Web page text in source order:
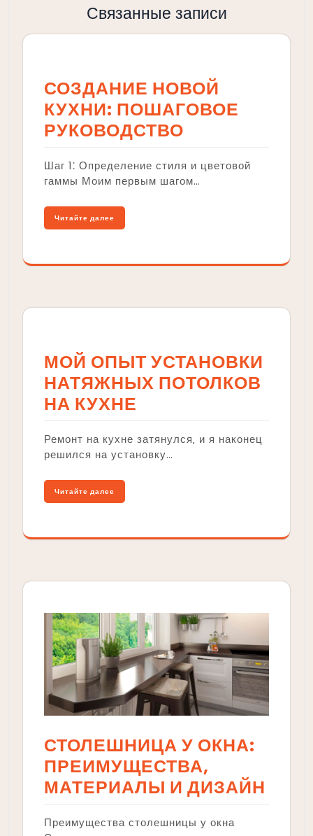
Связанные записи
СОЗДАНИЕ НОВОЙ
КУХНИ: ПОШАГОВОЕ
РУКОВОДСТВО
Шаг 1⁚ Определение стиля и цветовой
гаммы Моим первым шагом…
Читайте далее
МОЙ ОПЫТ УСТАНОВКИ
НАТЯЖНЫХ ПОТОЛКОВ
НА КУХНЕ
Ремонт на кухне затянулся‚ и я наконец
решился на установку…
Читайте далее
СТОЛЕШНИЦА У ОКНА:
ПРЕИМУЩЕСТВА,
МАТЕРИАЛЫ И ДИЗАЙН
Преимущества столешницы у окна